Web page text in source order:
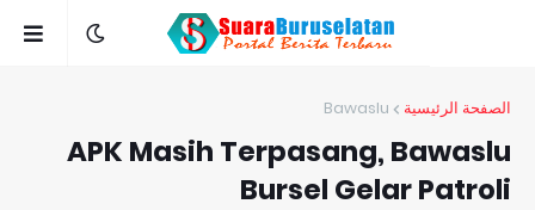
الصفحة الرئيسية Bawaslu
APK Masih Terpasang, Bawaslu
Bursel Gelar Patroli